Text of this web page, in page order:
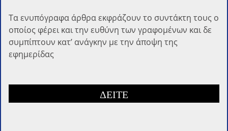
Τα ενυπόγραφα άρθρα εκφράζουν το συντάκτη τους ο
οποίος φέρει και την ευθύνη των γραφομένων και δε
συμπίπτουν κατ’ ανάγκην με την άποψη της
εφημερίδας
ΔΕΙΤΕ